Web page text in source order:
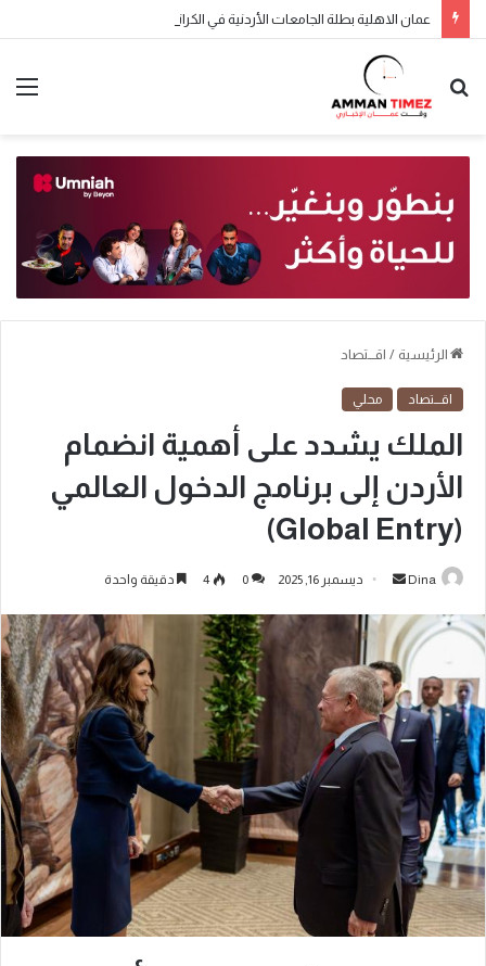
الرئيسية / اقـــتصاد
اقـــتصاد محلي
الملك يشدد على أهمية انضمام
الأردن إلى برنامج الدخول العالمي
(Global Entry)
Dina ديسمبر 16, 2025 0
4 دقيقة واحدة